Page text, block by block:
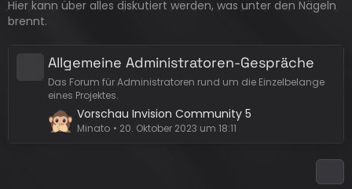
Hier kann über alles diskutiert werden, was unter den Nägeln
brennt.
Allgemeine Administratoren-Gespräche
Das Forum für Administratoren rund um die Einzelbelange
eines Projektes.
L
e
Vorschau Invision Community 5
Minato 20. Oktober 2023 um 18:11